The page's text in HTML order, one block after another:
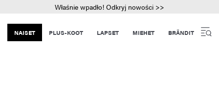
Właśnie wpadło! Odkryj nowości >>
NAISET PLUS-KOOT LAPSET MIEHET BRÄNDIT